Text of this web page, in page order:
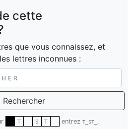
cette
que vous connaissez, et
lettres inconnues :
Rechercher
T S T entrez T_ST_ .